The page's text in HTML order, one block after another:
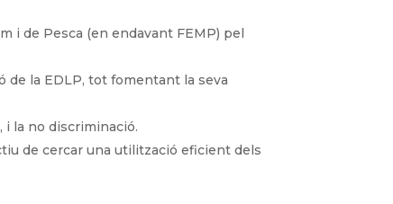
i de Pesca (en endavant FEMP) pel
de la EDLP, tot fomentant la seva
i la no discriminació.
de cercar una utilització eficient dels